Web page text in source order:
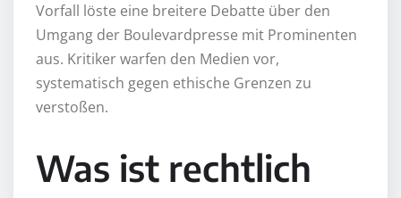
Vorfall löste eine breitere Debatte über den
Umgang der Boulevardpresse mit Prominenten
aus. Kritiker warfen den Medien vor,
systematisch gegen ethische Grenzen zu
verstoßen.
Was ist rechtlich